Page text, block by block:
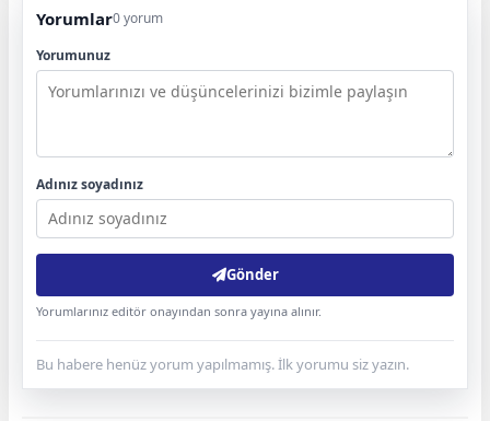
Yorumlar0 yorum
Yorumunuz
Adınız soyadınız
Gönder
Yorumlarınız editör onayından sonra yayına alınır.
Bu habere henüz yorum yapılmamış. İlk yorumu siz yazın.